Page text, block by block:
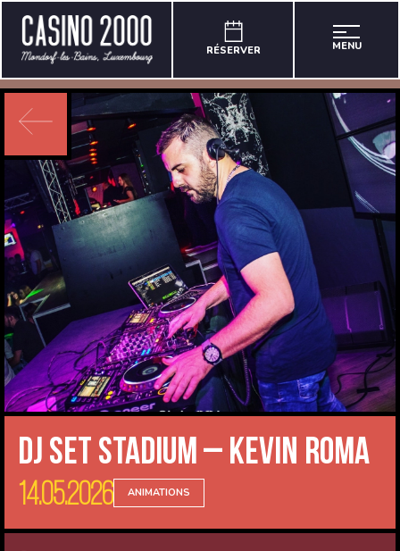
RÉSERVER MENU
DJ Set Stadium – Kevin Roma
14.05.2026 ANIMATIONS